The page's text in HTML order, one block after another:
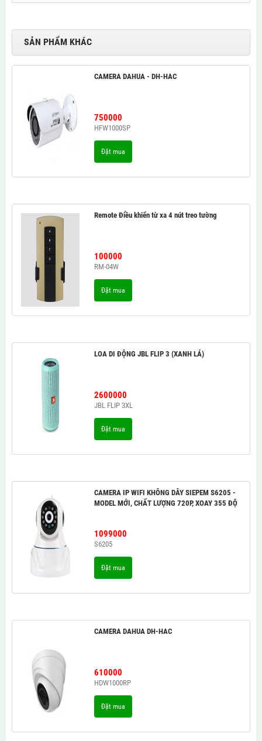
SẢN PHẨM KHÁC
CAMERA DAHUA - DH-HAC
750000
HFW1000SP
Đặt mua
Remote Điều khiển từ xa 4 nút treo tường
100000
RM-04W
Đặt mua
LOA DI ĐỘNG JBL FLIP 3 (XANH LÁ)
2600000
JBL FLIP 3XL
Đặt mua
CAMERA IP WIFI KHÔNG DÂY SIEPEM S6205 -
MODEL MỚI, CHẤT LƯỢNG 720P, XOAY 355 ĐỘ
1099000
S6205
Đặt mua
CAMERA DAHUA DH-HAC
610000
HDW1000RP
Đặt mua